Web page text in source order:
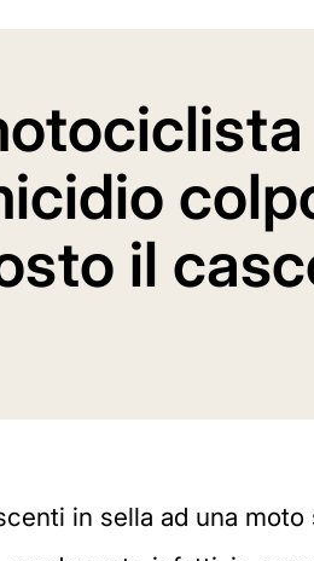
il
in sella ad una